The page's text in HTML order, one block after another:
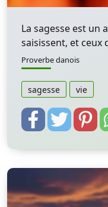
La sagesse est un
saisissent, et ceux
Proverbe danois
sagesse vie